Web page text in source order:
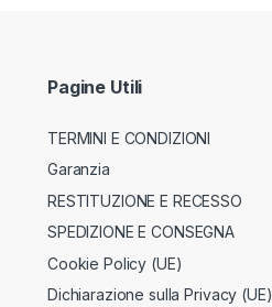
Pagine Utili
TERMINI E CONDIZIONI
Garanzia
RESTITUZIONE E RECESSO
SPEDIZIONE E CONSEGNA
Cookie Policy (UE)
Dichiarazione sulla Privacy (UE)